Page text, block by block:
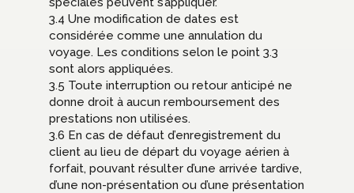
3.4 Une modification de dates est
considérée comme une annulation du
voyage. Les conditions selon le point 3.3
sont alors appliquées.
3.5 Toute interruption ou retour anticipé ne
donne droit à aucun remboursement des
prestations non utilisées.
3.6 En cas de défaut d’enregistrement du
client au lieu de départ du voyage aérien à
forfait, pouvant résulter d’une arrivée tardive,
d’une non-présentation ou d’une présentation